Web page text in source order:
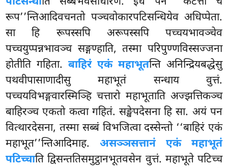
रूप’’न्तिआदिवचनतो पञ्चवोकारपटिसन्धियेव अधिप्पेता.
सा हि रूपस्सपि अरूपस्सपि पच्चयभावञ्चेव
पच्चयुप्पन्नभावञ्च सङ्गण्हाति, तस्मा परिपुण्णविस्सज्जना
होतीति गहिता.बाहिरं एकं महाभूतन्ति अनिन्द्रियबद्धेसु
पथवीपासाणादीसु महाभूतं सन्धाय वुत्तं.
पच्चयविभङ्गवारस्मिञ्हि चत्तारो महाभूताति अज्झत्तिकञ्च
बाहिरञ्च एकतो कत्वा गहितं. सङ्खेपदेसना हि सा. अयं पन
वित्थारदेसना, तस्मा सब्बं विभजित्वा दस्सेन्तो ‘‘बाहिरं एकं
महाभूत’’न्तिआदिमाह.असञ्ञसत्तानं एकं महाभूतं
पटिच्चाति द्विसन्ततिसमुट्ठानभूतवसेन वुत्तं. महाभूते पटिच्च